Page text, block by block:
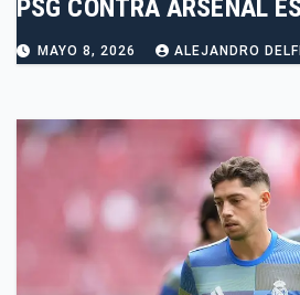
PSG CONTRA ARSENAL
MAYO 8, 2026 ALEJANDRO